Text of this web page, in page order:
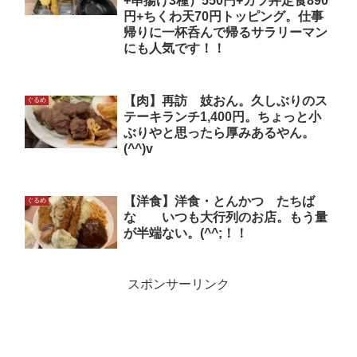
円+ちくわ天70円トッピング。仕事
帰りに一杯呑んで帰るサラリーマン
にも人気です！！
ぐるめ
【肉】再訪 妓おん。久しぶりのス
テーキランチ1,400円。ちょっと小
ぶりやと思ったら厚みあるやん。
(^^)v
ぐるめ
【洋食】洋食・とんかつ たちば
な いつも大行列のお店。もう量
が半端ない。(^^;！！
スポンサーリンク